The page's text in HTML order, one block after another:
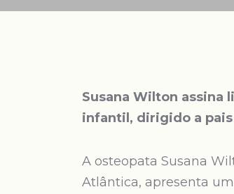
Susana Wilton
infantil, dirigido a
A osteopata Susana
Atlântica, apresenta